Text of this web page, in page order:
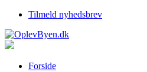
Tilmeld nyhedsbrev
Forside